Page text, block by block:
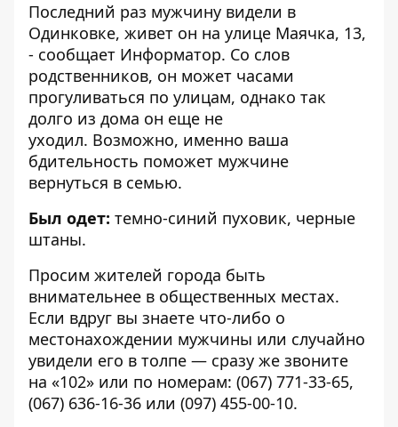
Последний раз мужчину видели в
Одинковке, живет он на улице Маячка, 13,
- сообщает Информатор. Со слов
родственников, он может часами
прогуливаться по улицам, однако так
долго из дома он еще не
уходил. Возможно, именно ваша
бдительность поможет мужчине
вернуться в семью.
Был одет: темно-синий пуховик, черные
штаны.
Просим жителей города быть
внимательнее в общественных местах.
Если вдруг вы знаете что-либо о
местонахождении мужчины или случайно
увидели его в толпе — сразу же звоните
на «102» или по номерам: (067) 771-33-65,
(067) 636-16-36 или (097) 455-00-10.